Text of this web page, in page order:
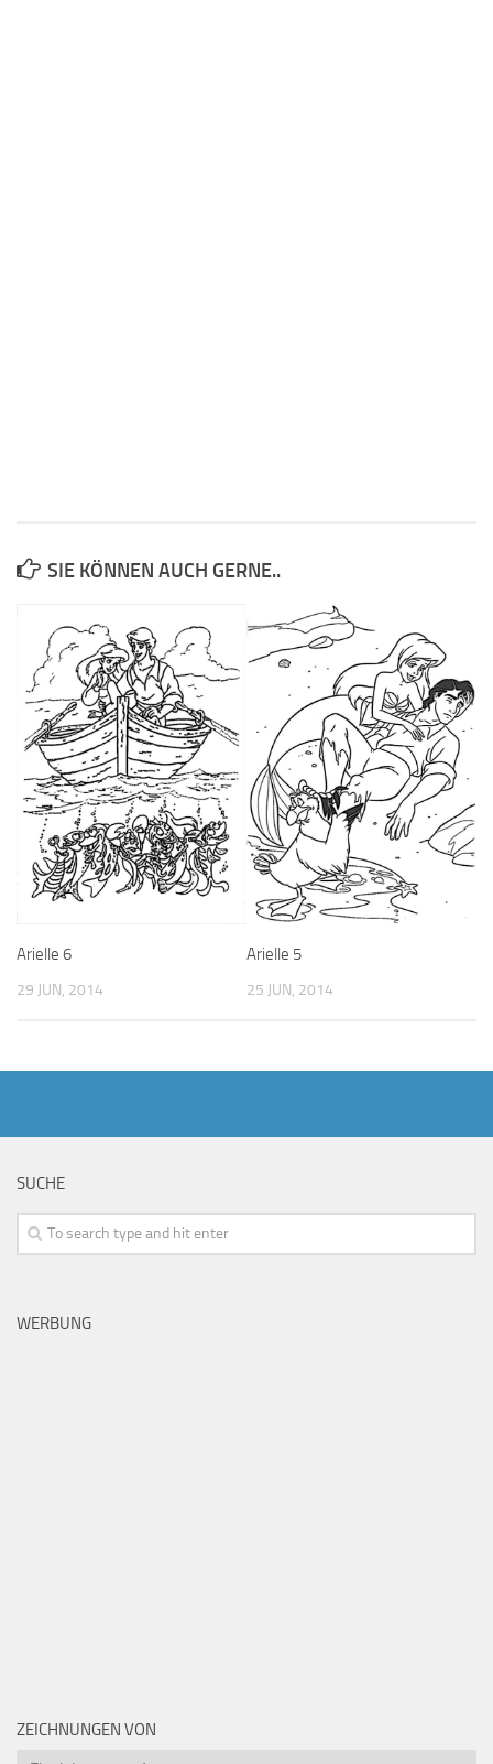
SIE KÖNNEN AUCH GERNE..
Arielle 6
29 JUN, 2014
Arielle 5
25 JUN, 2014
SUCHE
WERBUNG
ZEICHNUNGEN VON